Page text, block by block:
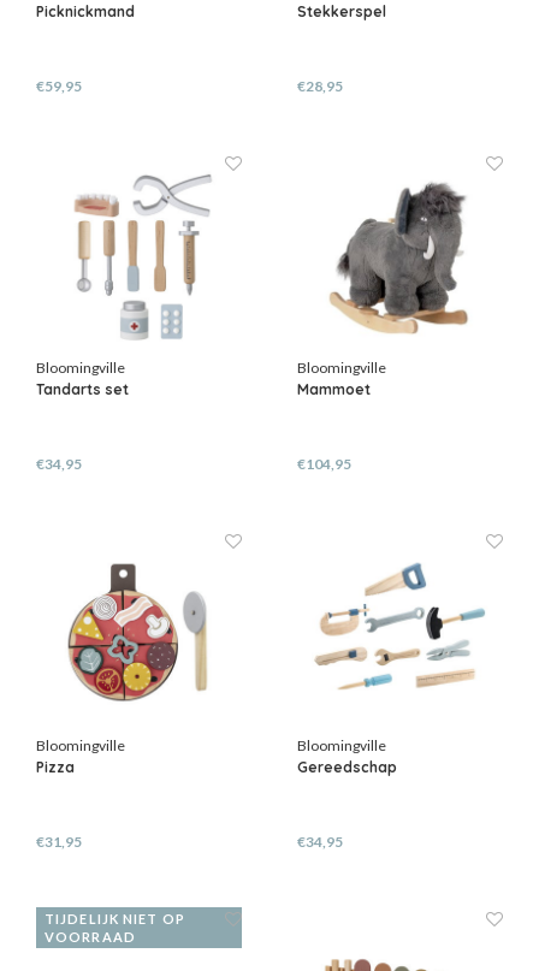
Picknickmand
€59,95
Stekkerspel
€28,95
Bloomingville
Tandarts set
€34,95
Bloomingville
Mammoet
€104,95
Bloomingville
Pizza
€31,95
Bloomingville
Gereedschap
€34,95
TIJDELIJK NIET OP
VOORRAAD